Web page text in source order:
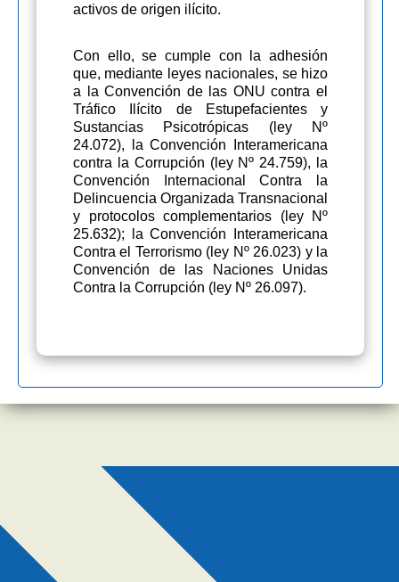
activos de origen ilícito.
Con ello, se cumple con la adhesión
que, mediante leyes nacionales, se hizo
a la Convención de las ONU contra el
Tráfico Ilícito de Estupefacientes y
Sustancias Psicotrópicas (ley Nº
24.072), la Convención Interamericana
contra la Corrupción (ley Nº 24.759), la
Convención Internacional Contra la
Delincuencia Organizada Transnacional
y protocolos complementarios (ley Nº
25.632); la Convención Interamericana
Contra el Terrorismo (ley Nº 26.023) y la
Convención de las Naciones Unidas
Contra la Corrupción (ley Nº 26.097).